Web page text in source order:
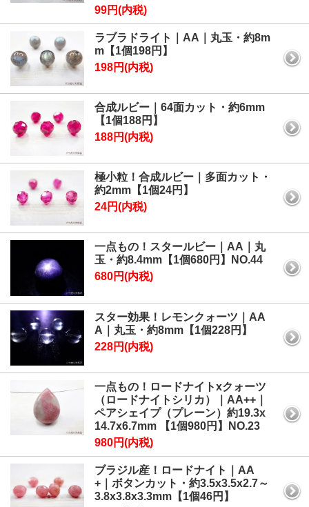
99円(内税)
ラブラドライト｜AA｜丸玉・約8m
m【1個198円】
198円(内税)
合成ルビー｜64面カット・約6mm
【1個188円】
188円(内税)
極小粒！合成ルビー｜多面カット・
約2mm【1個24円】
24円(内税)
一点もの！スタールビー｜AA｜丸
玉・約8.4mm【1個680円】NO.44
680円(内税)
スター効果！レモンクォーツ｜AA
A｜丸玉・約8mm【1個228円】
228円(内税)
一点もの！ロードナイトxクォーツ
（ロードナイトシリカ）｜AA++｜
ペアシェイプ（プレーン）約19.3x
14.7x6.7mm 【1個980円】NO.23
980円(内税)
ブラジル産！ロードナイト｜AA
+｜ボタンカット・約3.5x3.5x2.7～
3.8x3.8x3.3mm【1個46円】